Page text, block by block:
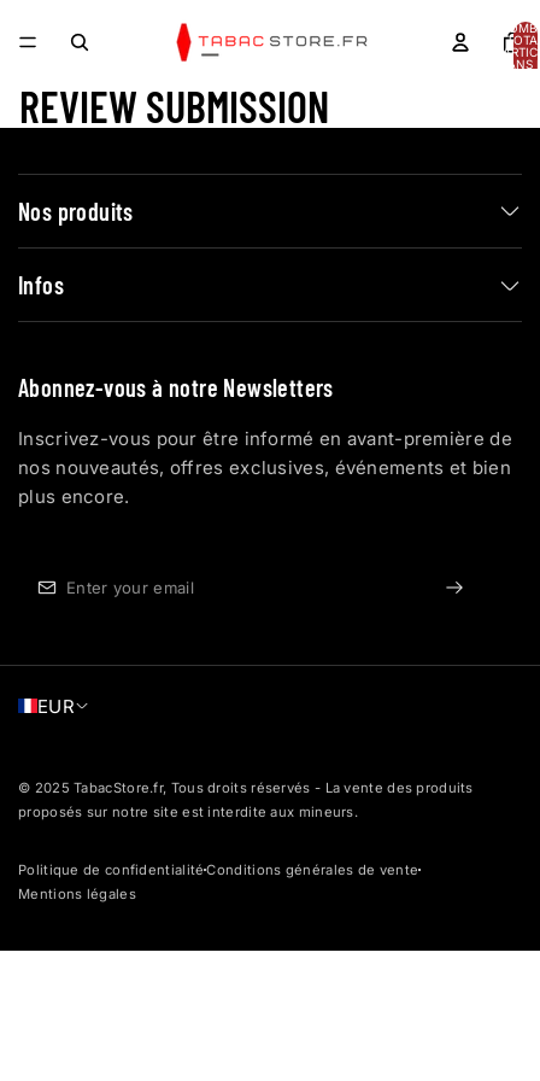
DANS
REVIEW SUBMISSION
Nos produits
Infos
Abonnez-vous à notre Newsletters
Inscrivez-vous pour être informé en avant-première de
nos nouveautés, offres exclusives, événements et bien
plus encore.
EUR
© 2025 TabacStore.fr, Tous droits réservés - La vente des produits
proposés sur notre site est interdite aux mineurs.
Politique de confidentialité
dot
Conditions générales de vente
Mentions légales